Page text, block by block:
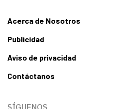
Acerca de Nosotros
Publicidad
Aviso de privacidad
Contáctanos
SÍGUENOS